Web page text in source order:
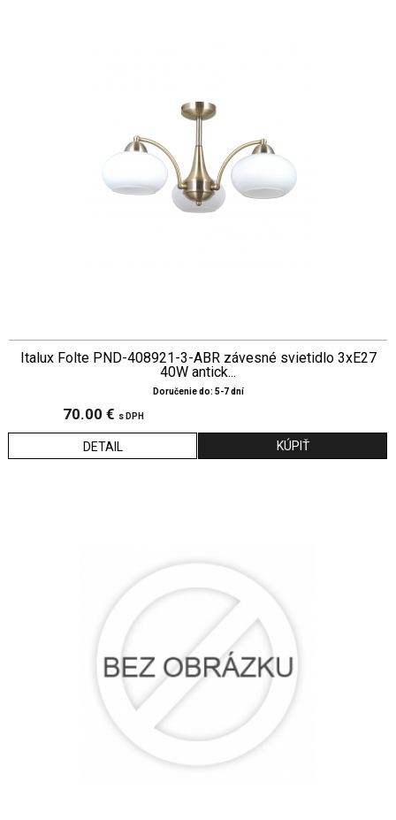
Italux Folte PND-408921-3-ABR závesné svietidlo 3xE27
40W antick...
Doručenie do: 5-7 dní
70.00 € s DPH
DETAIL